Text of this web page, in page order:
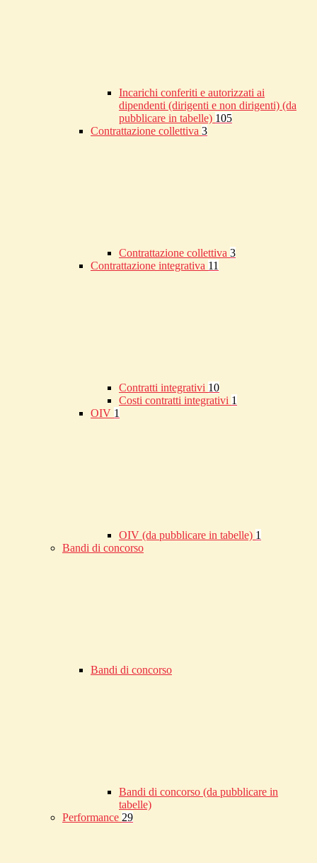
Incarichi conferiti e autorizzati ai
dipendenti (dirigenti e non dirigenti) (da
pubblicare in tabelle) 105
Contrattazione collettiva 3
Contrattazione collettiva 3
Contrattazione integrativa 11
Contratti integrativi 10
Costi contratti integrativi 1
OIV 1
OIV (da pubblicare in tabelle) 1
Bandi di concorso
Bandi di concorso
Bandi di concorso (da pubblicare in
tabelle)
Performance 29